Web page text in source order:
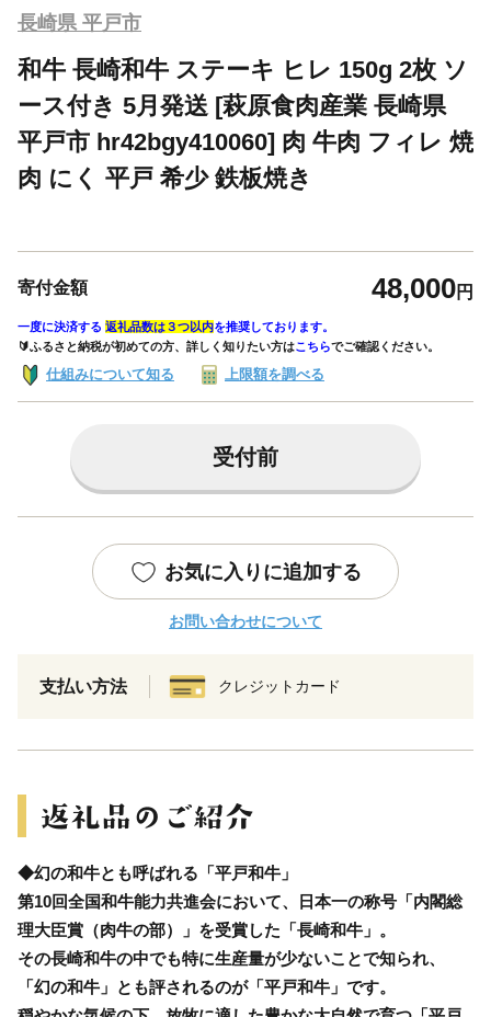
長崎県 平戸市
和牛 長崎和牛 ステーキ ヒレ 150g 2枚 ソ
ース付き 5月発送 [萩原食肉産業 長崎県
平戸市 hr42bgy410060] 肉 牛肉 フィレ 焼
肉 にく 平戸 希少 鉄板焼き
寄付金額 48,000円
一度に決済する 返礼品数は３つ以内を推奨しております。
🔰ふるさと納税が初めての方、詳しく知りたい方はこちらでご確認ください。
仕組みについて知る 上限額を調べる
受付前
お気に入りに追加する
お問い合わせについて
支払い方法 クレジットカード
◆幻の和牛とも呼ばれる「平戸和牛」
第10回全国和牛能力共進会において、日本一の称号「内閣総
理大臣賞（肉牛の部）」を受賞した「長崎和牛」。
その長崎和牛の中でも特に生産量が少ないことで知られ、
「幻の和牛」とも評されるのが「平戸和牛」です。